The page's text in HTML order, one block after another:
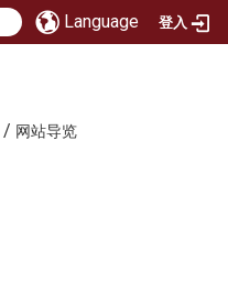
Language 登入
/ 网站导览